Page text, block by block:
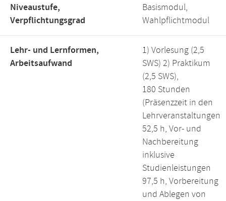
Niveaustufe,
Verpflichtungsgrad
Basismodul,
Wahlpflichtmodul
Lehr- und Lernformen,
Arbeitsaufwand
1) Vorlesung (2,5
SWS) 2) Praktikum
(2,5 SWS),
180 Stunden
(Präsenzzeit in den
Lehrveranstaltungen
52,5 h, Vor- und
Nachbereitung
inklusive
Studienleistungen
97,5 h, Vorbereitung
und Ablegen von